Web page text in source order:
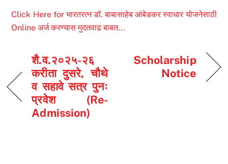
Click Here for भारतरत्न डॉ. बाबासाहेब आंबेडकर स्वाधार योजनेसाठी
Online अर्ज करण्यास मुदतवाढ बाबत...
शै.व.२०२५-२६
करीता दुसरे, चौथे
व सहावे सत्र पुनः
प्रवेश (Re-
Admission)
Scholarship
Notice